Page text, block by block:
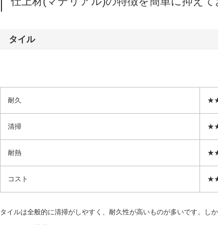
タイル
耐久
清掃
耐熱
コスト
タイルは全般的に清掃がしやすく、耐久性が高いものが多いです。し